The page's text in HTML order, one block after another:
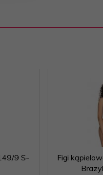
9 S-
Figi